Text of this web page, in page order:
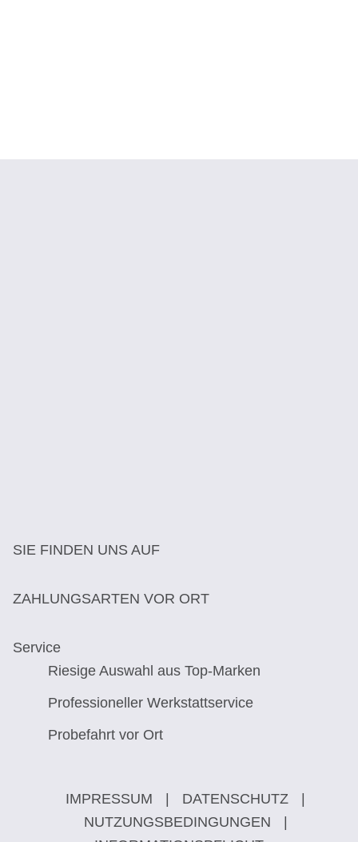
SIE FINDEN UNS AUF
ZAHLUNGSARTEN VOR ORT
Service
Riesige Auswahl aus Top-Marken
Professioneller Werkstattservice
Probefahrt vor Ort
IMPRESSUM DATENSCHUTZ
NUTZUNGSBEDINGUNGEN